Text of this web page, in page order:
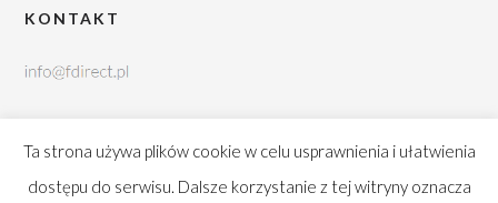
KONTAKT
Ta strona używa plików cookie w celu usprawnienia i ułatwienia
dostępu do serwisu. Dalsze korzystanie z tej witryny oznacza